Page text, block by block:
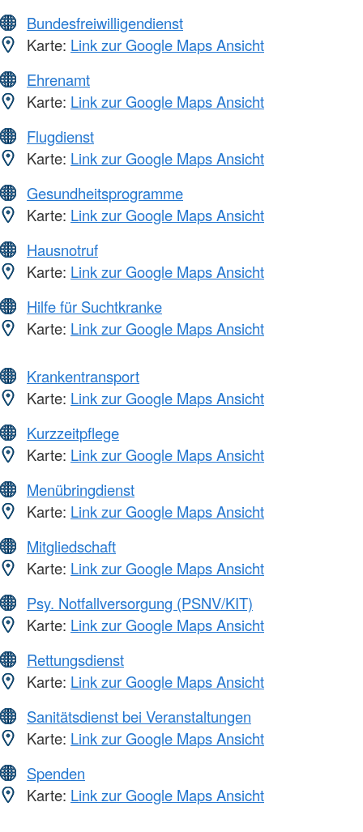
Bundesfreiwilligendienst
Karte: Link zur Google Maps Ansicht
Ehrenamt
Karte: Link zur Google Maps Ansicht
Flugdienst
Karte: Link zur Google Maps Ansicht
Gesundheitsprogramme
Karte: Link zur Google Maps Ansicht
Hausnotruf
Karte: Link zur Google Maps Ansicht
Hilfe für Suchtkranke
Karte: Link zur Google Maps Ansicht
Krankentransport
Karte: Link zur Google Maps Ansicht
Kurzzeitpflege
Karte: Link zur Google Maps Ansicht
Menübringdienst
Karte: Link zur Google Maps Ansicht
Mitgliedschaft
Karte: Link zur Google Maps Ansicht
Psy. Notfallversorgung (PSNV/KIT)
Karte: Link zur Google Maps Ansicht
Rettungsdienst
Karte: Link zur Google Maps Ansicht
Sanitätsdienst bei Veranstaltungen
Karte: Link zur Google Maps Ansicht
Spenden
Karte: Link zur Google Maps Ansicht